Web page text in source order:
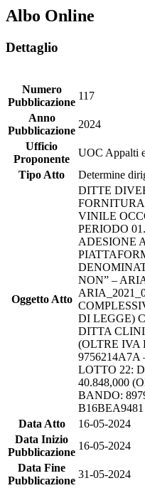
Albo Online
Dettaglio
Numero
Pubblicazione
117
Anno
Pubblicazione
2024
Ufficio
Proponente
UOC Appalti
Tipo Atto
Determine
Oggetto Atto
DITTE
VINILE
PERIODO
ADESIONE
NON” –
DI LEGGE)
DITTA
(OLTRE IVA
9756214A7A
LOTTO 22:
40.848,000
BANDO:
B16BEA9481
Data Atto
16-05-2024
Data Inizio
Pubblicazione
16-05-2024
Data Fine
Pubblicazione
31-05-2024